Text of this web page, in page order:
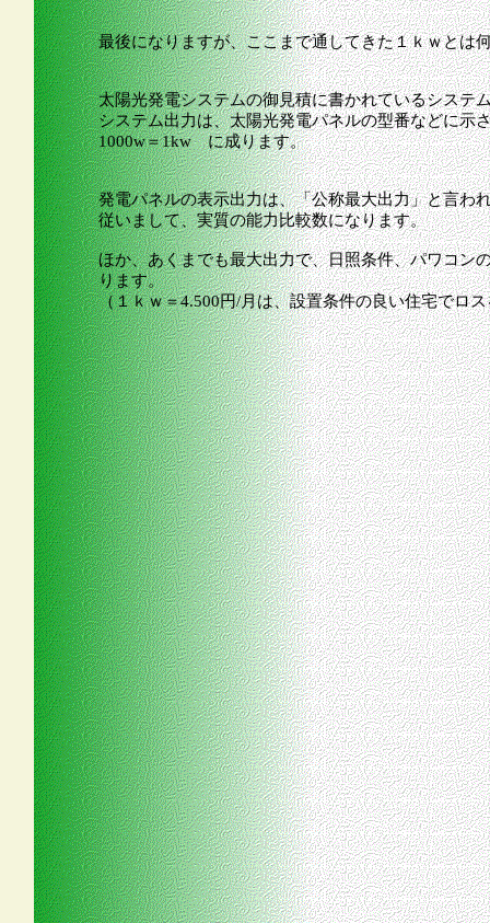
最後になりますが、ここまで通してきた１ｋｗとは
太陽光発電システムの御見積に書かれているシステ
システム出力は、太陽光発電パネルの型番などに示
1000w＝1kw に成ります。
発電パネルの表示出力は、「公称最大出力」と言わ
従いまして、実質の能力比較数になります。
ほか、あくまでも最大出力で、日照条件、パワコン
ります。
（１ｋｗ＝4.500円/月は、設置条件の良い住宅でロ